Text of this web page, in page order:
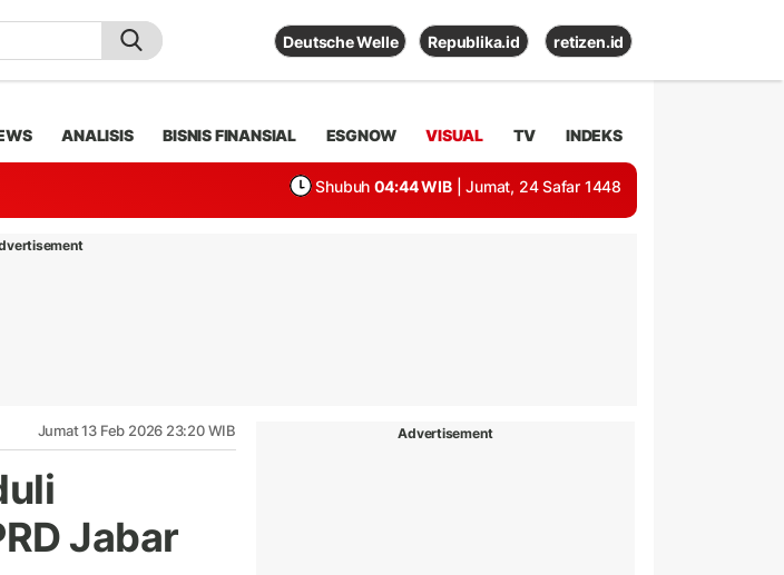
Deutsche Welle Republika.id retizen.id
ANALISIS BISNIS FINANSIAL ESGNOW VISUAL TV INDEKS
Shubuh 04:44 WIB | Jumat, 24 Safar 1448
Jumat 13 Feb 2026 23:20 WIB
Jabar
Advertisement